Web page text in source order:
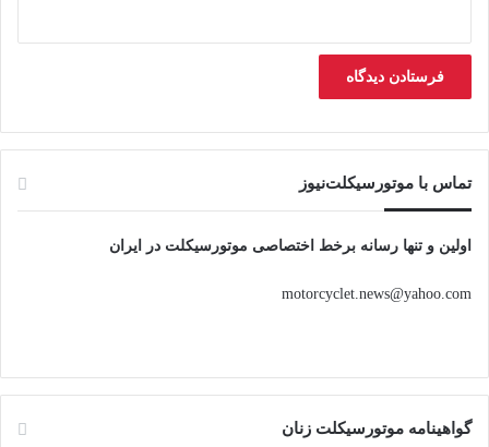
تماس با موتورسیکلت‌نیوز
اولین و تنها رسانه برخط اختصاصی موتورسیکلت در ایران
motorcyclet.news@yahoo.com
گواهینامه موتورسیکلت زنان